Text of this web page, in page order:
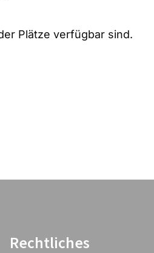
Plätze verfügbar sind.
Rechtliches